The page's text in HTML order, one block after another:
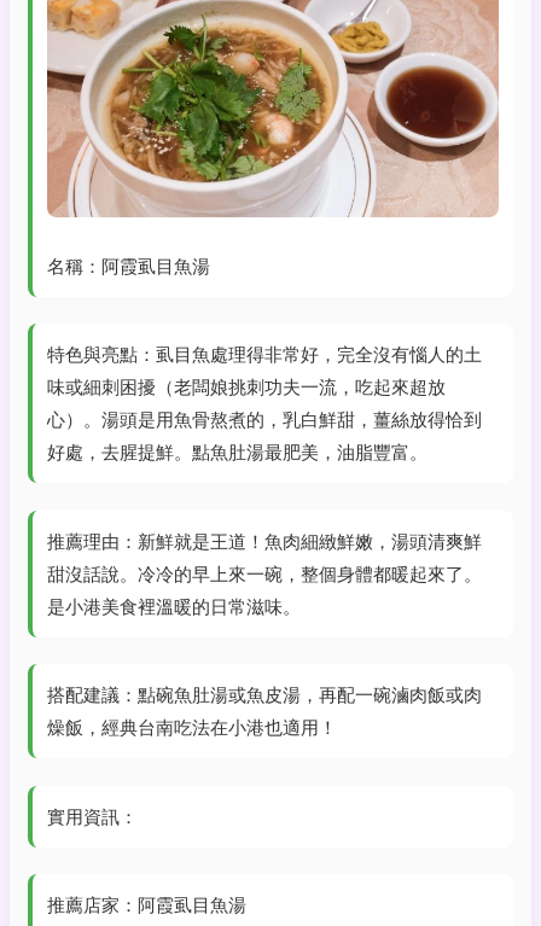
名稱：阿霞虱目魚湯
特色與亮點：虱目魚處理得非常好，完全沒有惱人的土
味或細刺困擾（老闆娘挑刺功夫一流，吃起來超放
心）。湯頭是用魚骨熬煮的，乳白鮮甜，薑絲放得恰到
好處，去腥提鮮。點魚肚湯最肥美，油脂豐富。
推薦理由：新鮮就是王道！魚肉細緻鮮嫩，湯頭清爽鮮
甜沒話說。冷冷的早上來一碗，整個身體都暖起來了。
是小港美食裡溫暖的日常滋味。
搭配建議：點碗魚肚湯或魚皮湯，再配一碗滷肉飯或肉
燥飯，經典台南吃法在小港也適用！
實用資訊：
推薦店家：阿霞虱目魚湯